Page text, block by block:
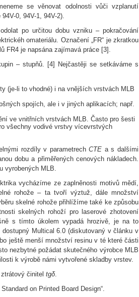
se věnovat odolnosti vůči vzplanutí
0, 94V-1, 94V-2).
po určitou dobu vzniku – pokračování
omateriálu. Označení „FR“ je zkratkou
FR4 je napsána zajímavá práce [3].
– stupňů. [4] Nejčastěji se setkáváme s
(je-li to vhodné) i na vnějších vrstvách MLB
spojích, ale i v jiných aplikacích; např.
ve vnitřních vrstvách MLB. Často pro šesti
všechny vodivé vrstvy vícevrstvých
rozdíly v parametrechCTE a s dalšími
dobu a přiměřených cenových nákladech.
vyrobených MLB.
vycházíme ze zaplněnosti motivů mědí,
rohože – ta tvoří výztuž, dále množství
skelné rohože přihlížíme také ke způsobu
skelných rohoží pro laserové zhotovení
s tímto úkolem vypadá hrozivě, je na to
Multical 6.0 (diskutovaný v článku v
ještě menší množství resinu v té které části
nezbytné požádat skutečného výrobce MLB
k výrobě námi vytvořené skladby vrstev.
činitel tgδ.
on Printed Board Design“.